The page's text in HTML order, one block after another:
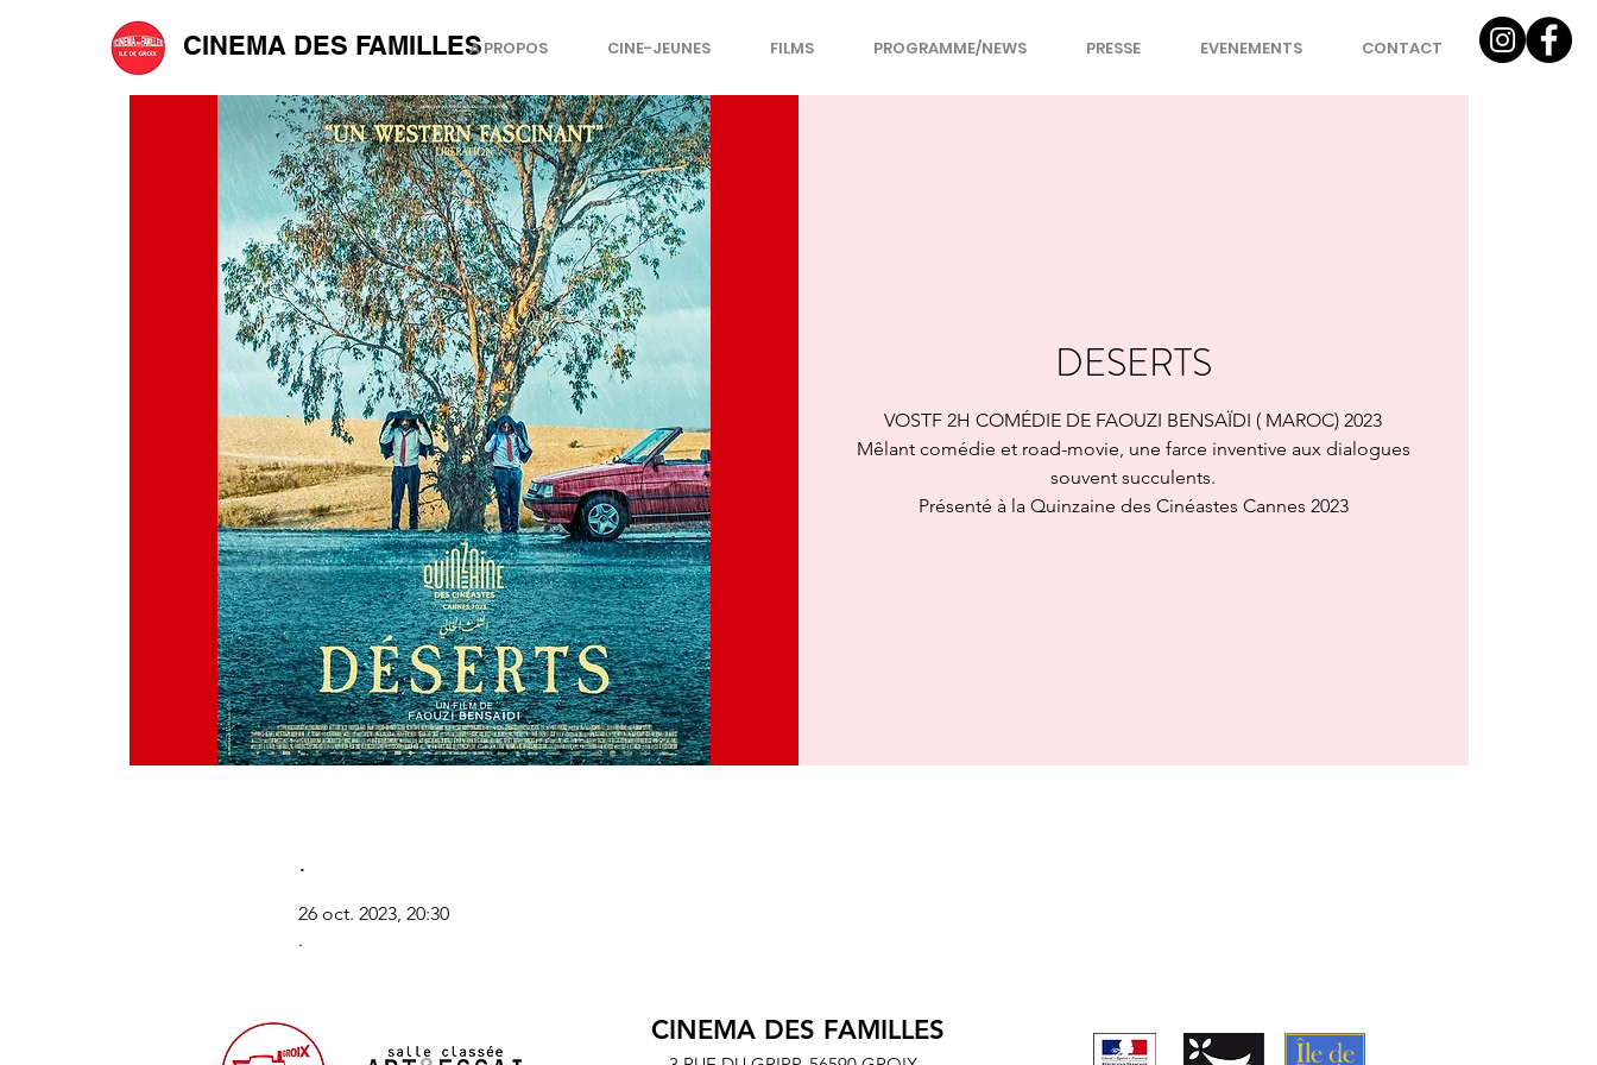
CINEMA DES FAMILLESA PROPOS CINE-JEUNES FILMS PROGRAMME/NEWS PRESSE EVENEMENTS CONTACT
DESERTS
VOSTF 2H COMÉDIE DE FAOUZI BENSAÏDI ( MAROC) 2023
Mêlant comédie et road-movie, une farce inventive aux dialogues
souvent succulents.
Présenté à la Quinzaine des Cinéastes Cannes 2023
.
26 oct. 2023, 20:30
.
CINEMA DES FAMILLES